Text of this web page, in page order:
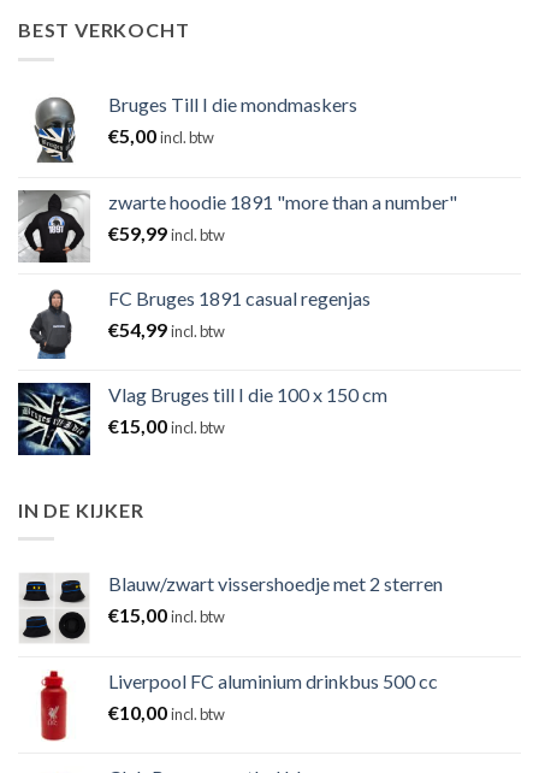
BEST VERKOCHT
Bruges Till I die mondmaskers
€5,00incl. btw
zwarte hoodie 1891 "more than a number"
€59,99incl. btw
FC Bruges 1891 casual regenjas
€54,99incl. btw
Vlag Bruges till I die 100 x 150 cm
€15,00incl. btw
IN DE KIJKER
Blauw/zwart vissershoedje met 2 sterren
€15,00incl. btw
Liverpool FC aluminium drinkbus 500 cc
€10,00incl. btw